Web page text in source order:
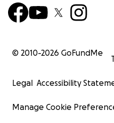
© 2010-2026 GoFundMe
Legal Accessibility
Manage Cookie